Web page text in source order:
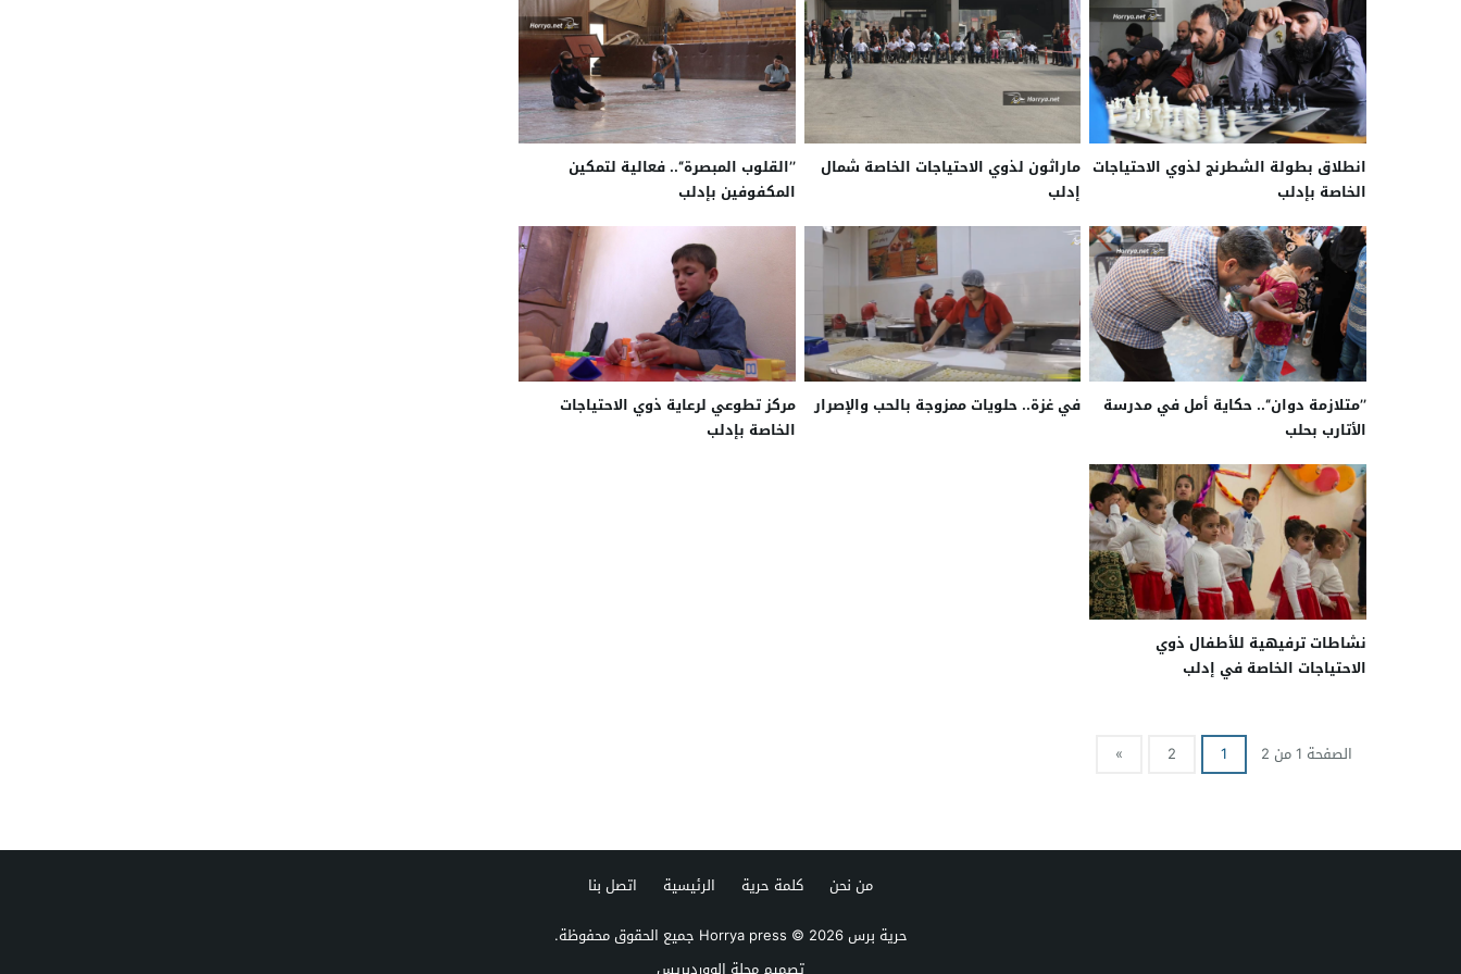
انطلاق بطولة الشطرنج لذوي الاحتياجات
الخاصة بإدلب
ماراثون لذوي الاحتياجات الخاصة شمال
إدلب
’’القلوب المبصرة‘‘.. فعالية لتمكين
المكفوفين بإدلب
’’متلازمة دوان‘‘.. حكاية أمل في مدرسة
الأتارب بحلب
في غزة.. حلويات ممزوجة بالحب والإصرار
مركز تطوعي لرعاية ذوي الاحتياجات
الخاصة بإدلب
نشاطات ترفيهية للأطفال ذوي
الاحتياجات الخاصة في إدلب
الصفحة 1 من 2 1
2
»
من نحن كلمة حرية الرئيسية
اتصل بنا
حرية برس Horrya press© 2026 جميع الحقوق محفوظة.